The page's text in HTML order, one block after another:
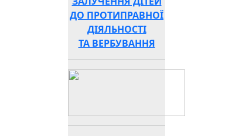
ДО ПРОТИПРАВНОЇ
ДІЯЛЬНОСТІ
ТА ВЕРБУВАННЯ